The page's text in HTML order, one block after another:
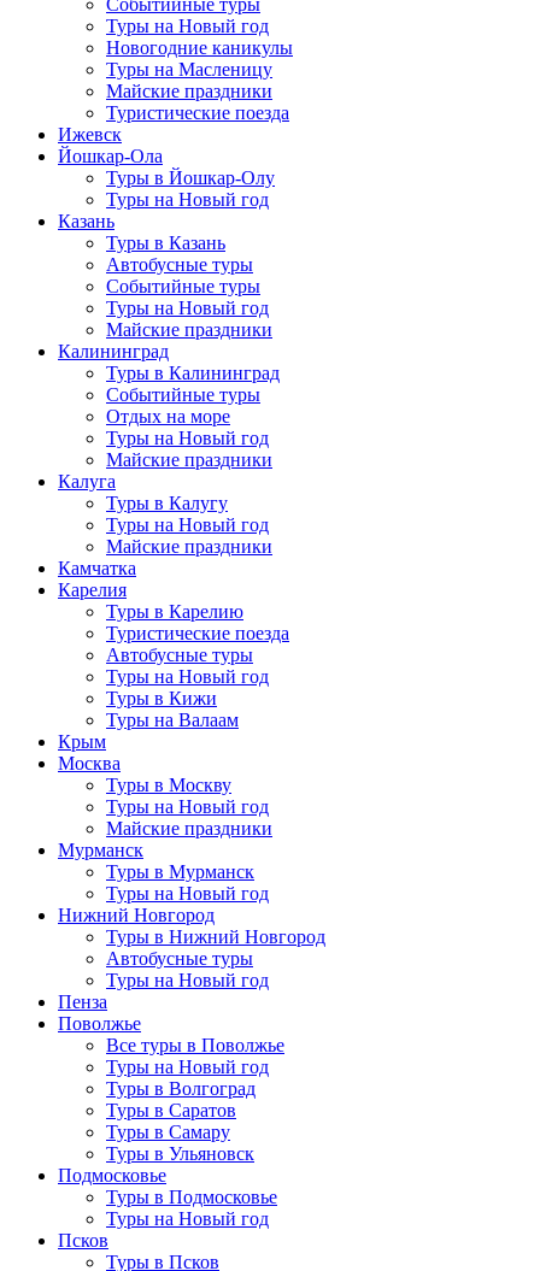
Туры на Новый год
Новогодние каникулы
Туры на Масленицу
Майские праздники
Туристические поезда
Ижевск
Йошкар-Ола
Туры в Йошкар-Олу
Туры на Новый год
Казань
Туры в Казань
Автобусные туры
Событийные туры
Туры на Новый год
Майские праздники
Калининград
Туры в Калининград
Событийные туры
Отдых на море
Туры на Новый год
Майские праздники
Калуга
Туры в Калугу
Туры на Новый год
Майские праздники
Камчатка
Карелия
Туры в Карелию
Туристические поезда
Автобусные туры
Туры на Новый год
Туры в Кижи
Туры на Валаам
Крым
Москва
Туры в Москву
Туры на Новый год
Майские праздники
Мурманск
Туры в Мурманск
Туры на Новый год
Нижний Новгород
Туры в Нижний Новгород
Автобусные туры
Туры на Новый год
Пенза
Поволжье
Все туры в Поволжье
Туры на Новый год
Туры в Волгоград
Туры в Саратов
Туры в Самару
Туры в Ульяновск
Подмосковье
Туры в Подмосковье
Туры на Новый год
Псков
Туры в Псков